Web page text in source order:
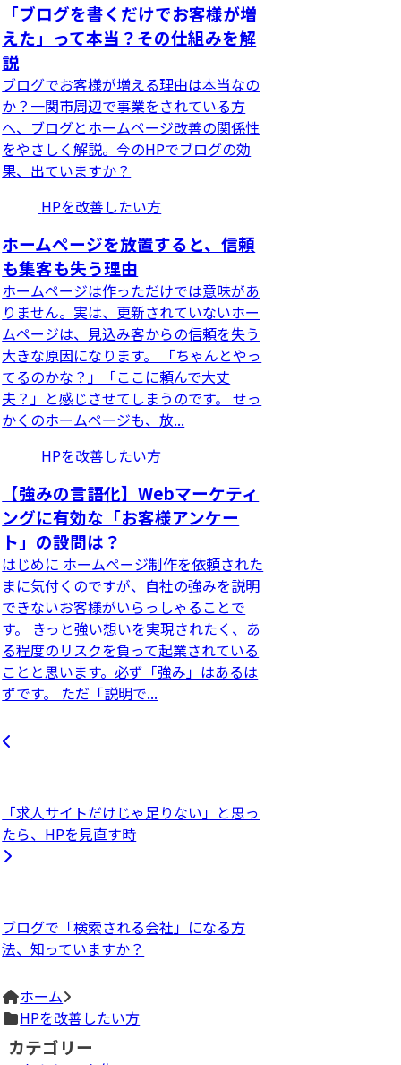
「ブログを書くだけでお客様が増
えた」って本当？その仕組みを解
説
ブログでお客様が増える理由は本当なの
か？一関市周辺で事業をされている方
へ、ブログとホームページ改善の関係性
をやさしく解説。今のHPでブログの効
果、出ていますか？
HPを改善したい方
ホームページを放置すると、信頼
も集客も失う理由
ホームページは作っただけでは意味があ
りません。実は、更新されていないホー
ムページは、見込み客からの信頼を失う
大きな原因になります。 「ちゃんとやっ
てるのかな？」「ここに頼んで大丈
夫？」と感じさせてしまうのです。 せっ
かくのホームページも、放...
HPを改善したい方
【強みの言語化】Webマーケティ
ングに有効な「お客様アンケー
ト」の設問は？
はじめに ホームページ制作を依頼された
まに気付くのですが、自社の強みを説明
できないお客様がいらっしゃることで
す。 きっと強い想いを実現されたく、あ
る程度のリスクを負って起業されている
ことと思います。必ず「強み」はあるは
ずです。 ただ「説明で...
「求人サイトだけじゃ足りない」と思っ
たら、HPを見直す時
ブログで「検索される会社」になる方
法、知っていますか？
ホーム
HPを改善したい方
カテゴリー